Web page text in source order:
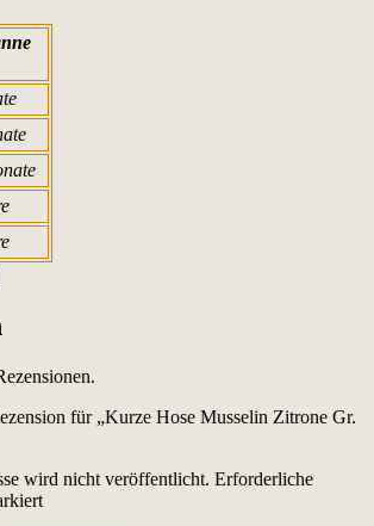
für „Kurze Hose Musselin Zitrone Gr.
wird nicht veröffentlicht. Erforderliche